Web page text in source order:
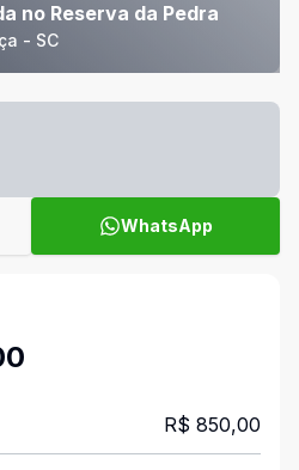
no Reserva da Pedra
- SC
WhatsApp
R$ 850,00